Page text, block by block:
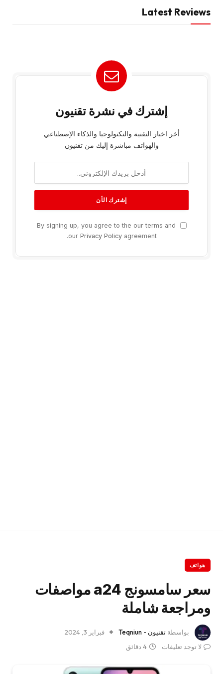
Latest Reviews
إشترك في نشرة تقنيون
أخر اخبار التقنية والتكنولوجيا والذكاء الإصطناعي
والهواتف مباشرة إليك من تقنيون
By signing up, you agree to the our terms and
our Privacy Policyagreement.
هواتف
سعر سامسونج a24 مواصفات
ومراجعة شاملة
بواسطة تقنيون - Teqniun
فبراير 3, 2024
لا توجد تعليقات
4 دقائق